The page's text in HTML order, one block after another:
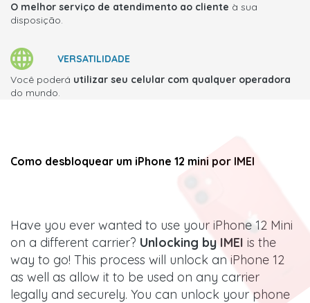
O melhor serviço de atendimento ao cliente à sua
disposição.
VERSATILIDADE
Você poderá utilizar seu celular com qualquer operadora
do mundo.
Como desbloquear um iPhone 12 mini por IMEI
Have you ever wanted to use your iPhone 12 Mini
on a different carrier? Unlocking by IMEI is the
way to go! This process will unlock an iPhone 12
as well as allow it to be used on any carrier
legally and securely. You can unlock your phone